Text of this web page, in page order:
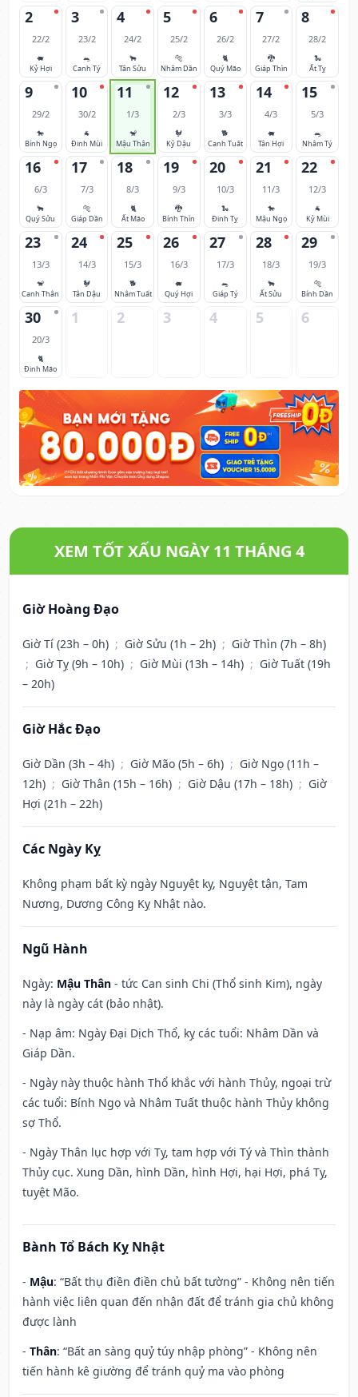
2
22/2
🐖
Kỷ Hợi
3
23/2
🐀
Canh Tý
4
24/2
🐂
Tân Sửu
5
25/2
🐅
Nhâm Dần
6
26/2
🐈
Quý Mão
7
27/2
🐉
Giáp Thìn
8
28/2
🐍
Ất Tỵ
9
29/2
🐎
Bính Ngọ
10
30/2
🐐
Đinh Mùi
11
1/3
🐒
Mậu Thân
12
2/3
🐓
Kỷ Dậu
13
3/3
🐕
Canh Tuất
14
4/3
🐖
Tân Hợi
15
5/3
🐀
Nhâm Tý
16
6/3
🐂
Quý Sửu
17
7/3
🐅
Giáp Dần
18
8/3
🐈
Ất Mão
19
9/3
🐉
Bính Thìn
20
10/3
🐍
Đinh Tỵ
21
11/3
🐎
Mậu Ngọ
22
12/3
🐐
Kỷ Mùi
23
13/3
🐒
Canh Thân
24
14/3
🐓
Tân Dậu
25
15/3
🐕
Nhâm Tuất
26
16/3
🐖
Quý Hợi
27
17/3
🐀
Giáp Tý
28
18/3
🐂
Ất Sửu
29
19/3
🐅
Bính Dần
30
20/3
🐈
Đinh Mão
1 2 3 4 5 6
XEM TỐT XẤU NGÀY 11 THÁNG 4
Giờ Hoàng Đạo
Giờ Tí (23h – 0h) ; Giờ Sửu (1h – 2h) ; Giờ Thìn (7h – 8h)
; Giờ Tỵ (9h – 10h) ; Giờ Mùi (13h – 14h) ; Giờ Tuất (19h
– 20h)
Giờ Hắc Đạo
Giờ Dần (3h – 4h) ; Giờ Mão (5h – 6h) ; Giờ Ngọ (11h –
12h) ; Giờ Thân (15h – 16h) ; Giờ Dậu (17h – 18h) ; Giờ
Hợi (21h – 22h)
Các Ngày Kỵ
Không phạm bất kỳ ngày Nguyệt kỵ, Nguyệt tận, Tam
Nương, Dương Công Kỵ Nhật nào.
Ngũ Hành
Ngày: Mậu Thân - tức Can sinh Chi (Thổ sinh Kim), ngày
này là ngày cát (bảo nhật).
- Nạp âm: Ngày Đại Dịch Thổ, kỵ các tuổi: Nhâm Dần và
Giáp Dần.
- Ngày này thuộc hành Thổ khắc với hành Thủy, ngoại trừ
các tuổi: Bính Ngọ và Nhâm Tuất thuộc hành Thủy không
sợ Thổ.
- Ngày Thân lục hợp với Tỵ, tam hợp với Tý và Thìn thành
Thủy cục. Xung Dần, hình Dần, hình Hợi, hại Hợi, phá Tỵ,
tuyệt Mão.
Bành Tổ Bách Kỵ Nhật
- Mậu: “Bất thụ điền điền chủ bất tường” - Không nên tiến
hành việc liên quan đến nhận đất để tránh gia chủ không
được lành
- Thân: “Bất an sàng quỷ túy nhập phòng” - Không nên
tiến hành kê giường để tránh quỷ ma vào phòng